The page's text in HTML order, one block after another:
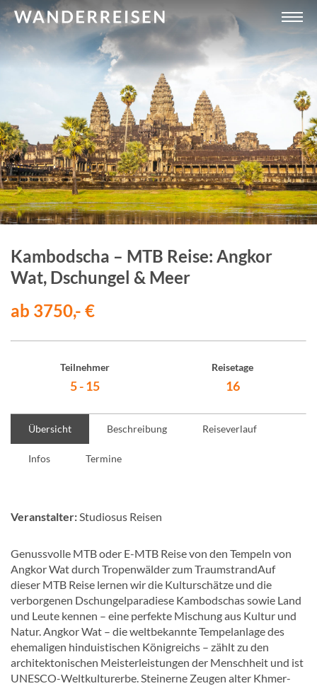
Kambodscha – MTB Reise: Angkor
Wat, Dschungel & Meer
ab 3750,- €
Teilnehmer
5 - 15
Reisetage
16
Übersicht Beschreibung Reiseverlauf
Infos Termine
Veranstalter:Studiosus Reisen
Genussvolle MTB oder E-MTB Reise von den Tempeln von
Angkor Wat durch Tropenwälder zum TraumstrandAuf
dieser MTB Reise lernen wir die Kulturschätze und die
verborgenen Dschungelparadiese Kambodschas sowie Land
und Leute kennen – eine perfekte Mischung aus Kultur und
Natur. Angkor Wat – die weltbekannte Tempelanlage des
ehemaligen hinduistischen Königreichs – zählt zu den
architektonischen Meisterleistungen der Menschheit und ist
UNESCO-Weltkulturerbe. Steinerne Zeugen alter Khmer-